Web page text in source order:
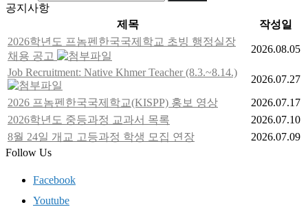
공지사항
제목
작성일
2026학년도 프놈펜한국국제학교 초빙 행정실장
채용 공고
2026.08.05
Job Recruitment: Native Khmer Teacher (8.3.~8.14.)
2026.07.27
2026 프놈펜한국국제학교(KISPP) 홍보 영상
2026.07.17
2026학년도 중등과정 교과서 목록
2026.07.10
8월 24일 개교 고등과정 학생 모집 연장
2026.07.09
Follow Us
Facebook
Youtube